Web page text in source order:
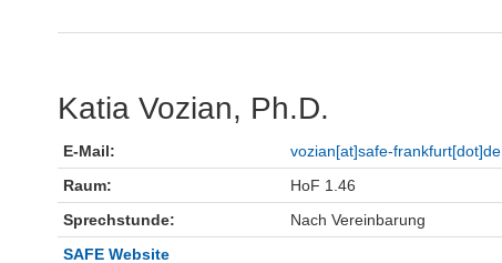
Katia Vozian, Ph.D.
E-Mail:
vozian[at]safe-frankfurt[dot]de
Raum:
HoF 1.46
Sprechstunde:
Nach Vereinbarung
SAFE Website